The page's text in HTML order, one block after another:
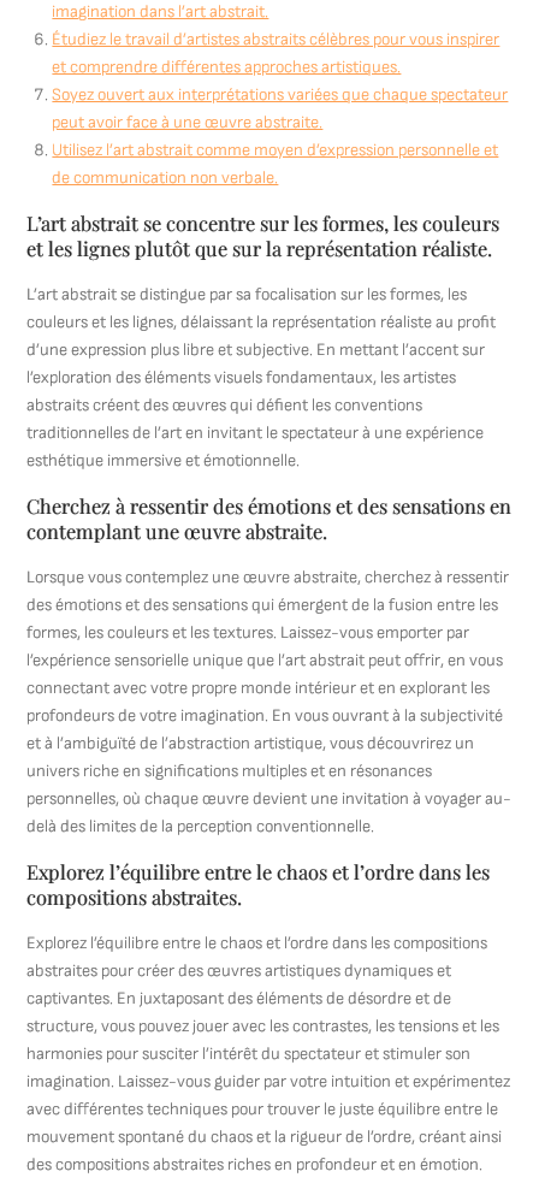
imagination dans l’art abstrait.
Étudiez le travail d’artistes abstraits célèbres pour vous inspirer
et comprendre différentes approches artistiques.
Soyez ouvert aux interprétations variées que chaque spectateur
peut avoir face à une œuvre abstraite.
Utilisez l’art abstrait comme moyen d’expression personnelle et
de communication non verbale.
L’art abstrait se concentre sur les formes, les couleurs
et les lignes plutôt que sur la représentation réaliste.
L’art abstrait se distingue par sa focalisation sur les formes, les
couleurs et les lignes, délaissant la représentation réaliste au profit
d’une expression plus libre et subjective. En mettant l’accent sur
l’exploration des éléments visuels fondamentaux, les artistes
abstraits créent des œuvres qui défient les conventions
traditionnelles de l’art en invitant le spectateur à une expérience
esthétique immersive et émotionnelle.
Cherchez à ressentir des émotions et des sensations en
contemplant une œuvre abstraite.
Lorsque vous contemplez une œuvre abstraite, cherchez à ressentir
des émotions et des sensations qui émergent de la fusion entre les
formes, les couleurs et les textures. Laissez-vous emporter par
l’expérience sensorielle unique que l’art abstrait peut offrir, en vous
connectant avec votre propre monde intérieur et en explorant les
profondeurs de votre imagination. En vous ouvrant à la subjectivité
et à l’ambiguïté de l’abstraction artistique, vous découvrirez un
univers riche en significations multiples et en résonances
personnelles, où chaque œuvre devient une invitation à voyager au-
delà des limites de la perception conventionnelle.
Explorez l’équilibre entre le chaos et l’ordre dans les
compositions abstraites.
Explorez l’équilibre entre le chaos et l’ordre dans les compositions
abstraites pour créer des œuvres artistiques dynamiques et
captivantes. En juxtaposant des éléments de désordre et de
structure, vous pouvez jouer avec les contrastes, les tensions et les
harmonies pour susciter l’intérêt du spectateur et stimuler son
imagination. Laissez-vous guider par votre intuition et expérimentez
avec différentes techniques pour trouver le juste équilibre entre le
mouvement spontané du chaos et la rigueur de l’ordre, créant ainsi
des compositions abstraites riches en profondeur et en émotion.